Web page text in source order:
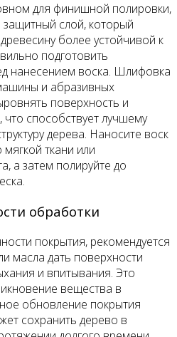
для финишной полировки,
слой, который
более устойчивой к
подготовить
нанесением воска. Шлифовка
и абразивных
поверхность и
что способствует лучшему
дерева. Наносите воск
ткани или
а затем полируйте до
обработки
покрытия, рекомендуется
масла дать поверхности
и впитывания. Это
вещества в
обновление покрытия
сохранить дерево в